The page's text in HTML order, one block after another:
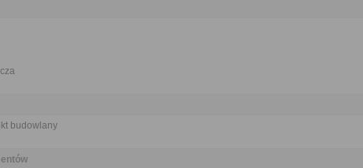
budowlany